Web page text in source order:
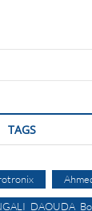
TAGS
DAOUDA